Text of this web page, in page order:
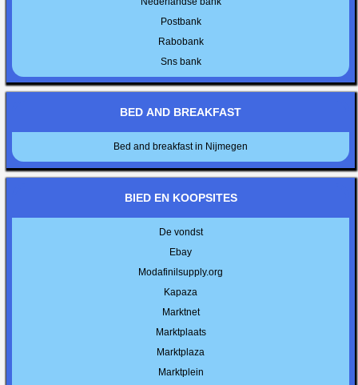
Postbank
Rabobank
Sns bank
BED AND BREAKFAST
Bed and breakfast in Nijmegen
BIED EN KOOPSITES
De vondst
Ebay
Modafinilsupply.org
Kapaza
Marktnet
Marktplaats
Marktplaza
Marktplein